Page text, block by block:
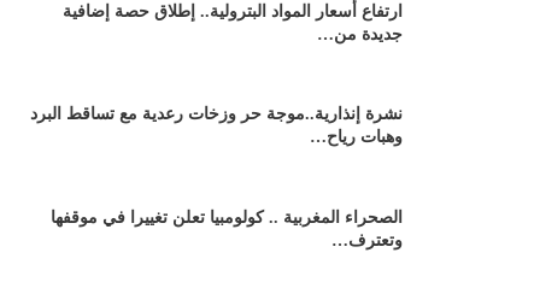
ارتفاع أسعار المواد البترولية.. إطلاق حصة إضافية
جديدة من…
نشرة إنذارية..موجة حر وزخات رعدية مع تساقط البرد
وهبات رياح…
الصحراء المغربية .. كولومبيا تعلن تغييرا في موقفها
وتعترف…